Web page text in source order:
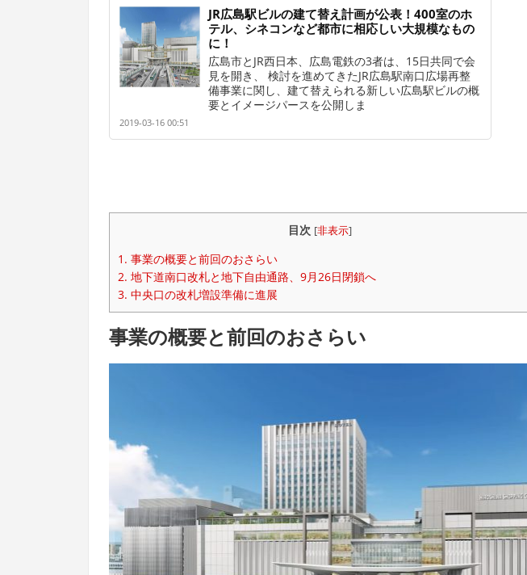
JR広島駅ビルの建て替え計画が公表！400室のホ
テル、シネコンなど都市に相応しい大規模なもの
に！
広島市とJR西日本、広島電鉄の3者は、15日共同で会
見を開き、 検討を進めてきたJR広島駅南口広場再整
備事業に関し、建て替えられる新しい広島駅ビルの概
要とイメージパースを公開しま
2019-03-16 00:51
目次 [非表示]
1. 事業の概要と前回のおさらい
2. 地下道南口改札と地下自由通路、9月26日閉鎖へ
3. 中央口の改札増設準備に進展
事業の概要と前回のおさらい